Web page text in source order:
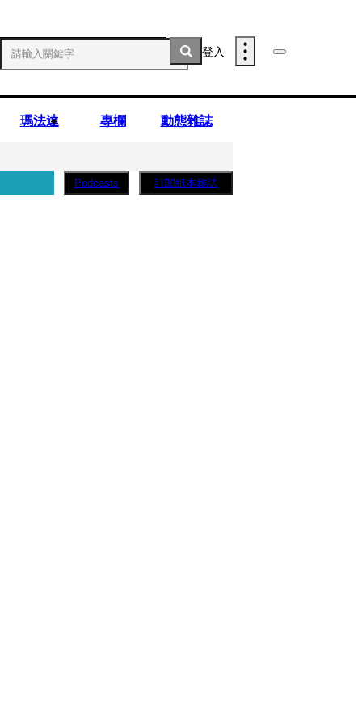
登入
瑪法達 專欄 動態雜誌
Podcasts 訂閱紙本雜誌